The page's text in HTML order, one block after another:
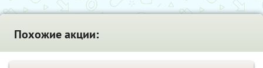
Похожие акции: